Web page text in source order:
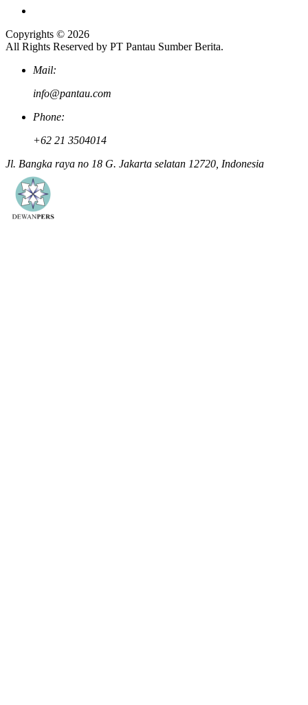
Copyrights © 2026
All Rights Reserved by PT Pantau Sumber Berita.
Mail:
info@pantau.com
Phone:
+62 21 3504014
Jl. Bangka raya no 18 G. Jakarta selatan 12720, Indonesia